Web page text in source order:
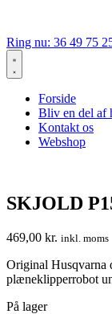
Ring nu: 36 49 75
Forside
Bliv en del af
Kontakt os
Webshop
SKJOLD
469,00 kr. inkl. moms
Original Husqvarna
plæneklipperrobot
På lager